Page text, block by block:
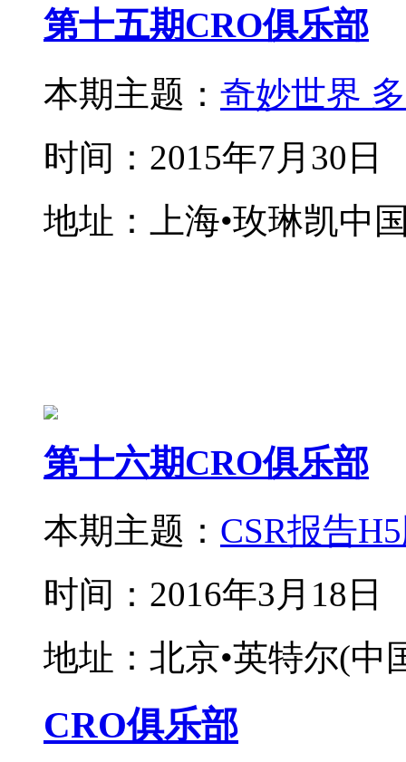
第十五期CRO俱乐部
本期主题： 奇妙世界
时间：2015年7月30日
地址：上海•玫琳凯中
第十六期CRO俱乐部
本期主题： CSR报告
时间：2016年3月18日
地址：北京•英特尔(中
CRO俱乐部